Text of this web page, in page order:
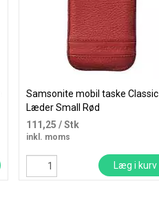
Samsonite mobil taske Classic
Læder Small Rød
111,25 / Stk
inkl. moms
Læg i kurv